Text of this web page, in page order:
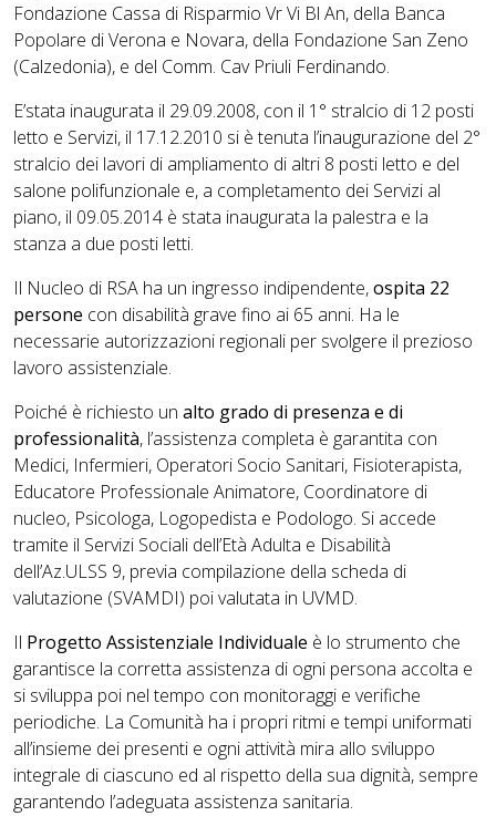
Fondazione Cassa di Risparmio Vr Vi Bl An, della Banca
Popolare di Verona e Novara, della Fondazione San Zeno
(Calzedonia), e del Comm. Cav Priuli Ferdinando.
E’stata inaugurata il 29.09.2008, con il 1° stralcio di 12 posti
letto e Servizi, il 17.12.2010 si è tenuta l’inaugurazione del 2°
stralcio dei lavori di ampliamento di altri 8 posti letto e del
salone polifunzionale e, a completamento dei Servizi al
piano, il 09.05.2014 è stata inaugurata la palestra e la
stanza a due posti letti.
Il Nucleo di RSA ha un ingresso indipendente,ospita 22
persone con disabilità grave fino ai 65 anni. Ha le
necessarie autorizzazioni regionali per svolgere il prezioso
lavoro assistenziale.
Poiché è richiesto un alto grado di presenza e di
professionalità, l’assistenza completa è garantita con
Medici, Infermieri, Operatori Socio Sanitari, Fisioterapista,
Educatore Professionale Animatore, Coordinatore di
nucleo, Psicologa, Logopedista e Podologo. Si accede
tramite il Servizi Sociali dell’Età Adulta e Disabilità
dell’Az.ULSS 9, previa compilazione della scheda di
valutazione (SVAMDI) poi valutata in UVMD.
Il Progetto Assistenziale Individuale è lo strumento che
garantisce la corretta assistenza di ogni persona accolta e
si sviluppa poi nel tempo con monitoraggi e verifiche
periodiche. La Comunità ha i propri ritmi e tempi uniformati
all’insieme dei presenti e ogni attività mira allo sviluppo
integrale di ciascuno ed al rispetto della sua dignità, sempre
garantendo l’adeguata assistenza sanitaria.